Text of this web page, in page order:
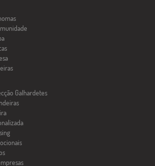
Galhardetes